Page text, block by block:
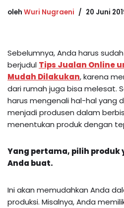
oleh Wuri Nugraeni 20 Juni
Sebelumnya, Anda harus
berjudul Tips Jualan Online
Mudah Dilakukan, karena
dari rumah juga bisa melesat.
harus mengenali hal-hal yang
menjadi produsen dalam
menentukan produk dengan
Yang pertama, pilih produk
Anda buat.
Ini akan memudahkan Anda
produksi. Misalnya, Anda